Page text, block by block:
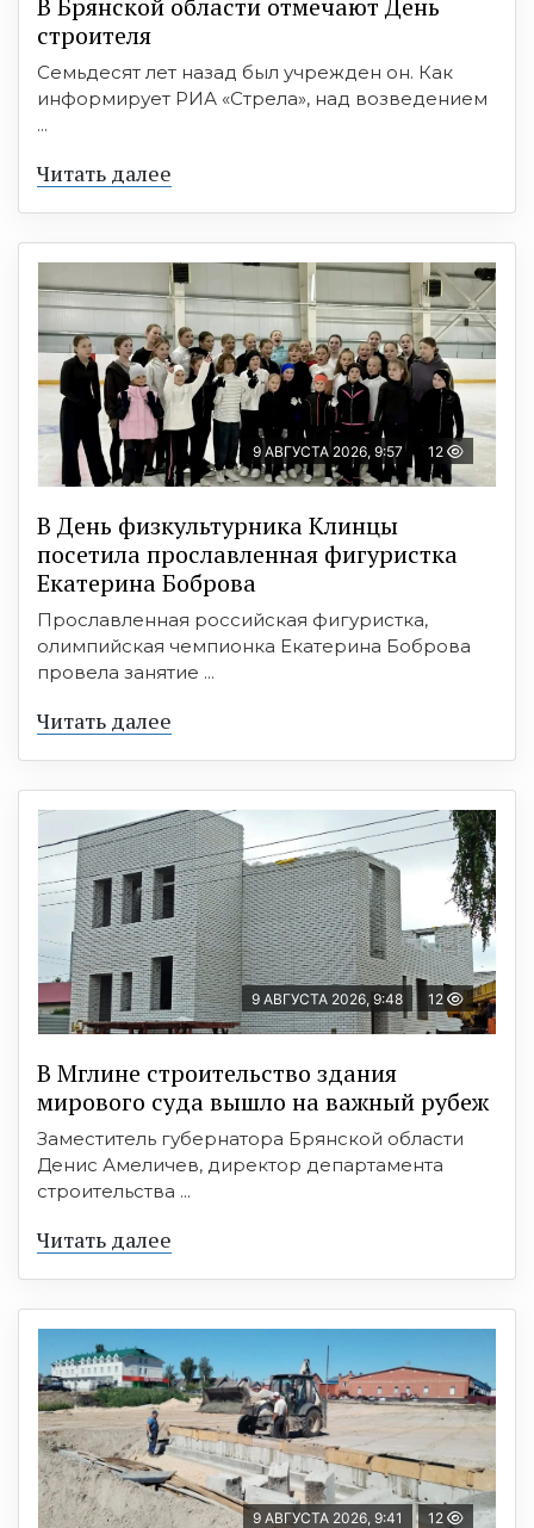
строителя
Семьдесят лет назад был учрежден он. Как
информирует РИА «Стрела», над возведением
...
Читать далее
9 АВГУСТА 2026, 9:57 12
В День физкультурника Клинцы
посетила прославленная фигуристка
Екатерина Боброва
Прославленная российская фигуристка,
олимпийская чемпионка Екатерина Боброва
провела занятие ...
Читать далее
9 АВГУСТА 2026, 9:48 12
В Мглине строительство здания
мирового суда вышло на важный рубеж
Заместитель губернатора Брянской области
Денис Амеличев, директор департамента
строительства ...
Читать далее
9 АВГУСТА 2026, 9:41 12